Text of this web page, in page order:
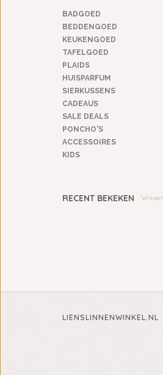
BADGOED
BEDDENGOED
KEUKENGOED
TAFELGOED
PLAIDS
HUISPARFUM
SIERKUSSENS
CADEAUS
SALE DEALS
PONCHO'S
ACCESSOIRES
KIDS
RECENT BEKEKEN Wissen
LIENSLINNENWINKEL.NL